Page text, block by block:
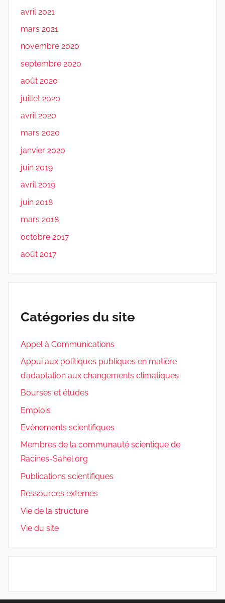
avril 2021
mars 2021
novembre 2020
septembre 2020
août 2020
juillet 2020
avril 2020
mars 2020
janvier 2020
juin 2019
avril 2019
juin 2018
mars 2018
octobre 2017
août 2017
Catégories du site
Appel à Communications
Appui aux politiques publiques en matière
d’adaptation aux changements climatiques
Bourses et études
Emplois
Evènements scientifiques
Membres de la communauté scientique de
Racines-Sahel.org
Publications scientifiques
Ressources externes
Vie de la structure
Vie du site